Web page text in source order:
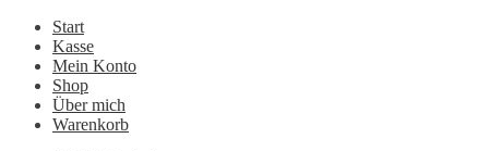
Start
Kasse
Mein Konto
Shop
Über mich
Warenkorb